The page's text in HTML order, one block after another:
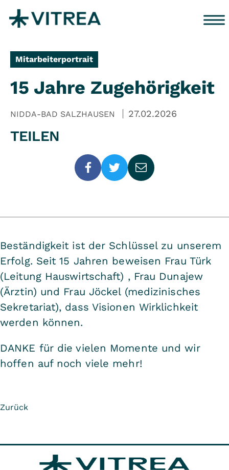
Mitarbeiterportrait
15 Jahre Zugehörigkeit
NIDDA-BAD SALZHAUSEN 27.02.2026
TEILEN
Beständigkeit ist der Schlüssel zu unserem
Erfolg. Seit 15 Jahren beweisen Frau Türk
(Leitung Hauswirtschaft) , Frau Dunajew
(Ärztin) und Frau Jöckel (medizinisches
Sekretariat), dass Visionen Wirklichkeit
werden können.
DANKE für die vielen Momente und wir
hoffen auf noch viele mehr!
Zurück